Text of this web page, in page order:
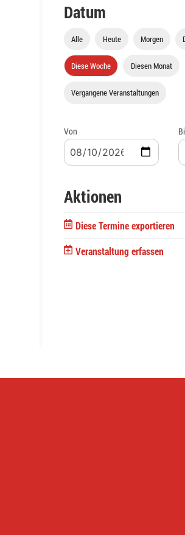
Datum
Alle Heute Morgen
Diese Woche Diesen Monat
Vergangene Veranstaltungen
Von
Aktionen
Diese Termine exportieren
Veranstaltung erfassen